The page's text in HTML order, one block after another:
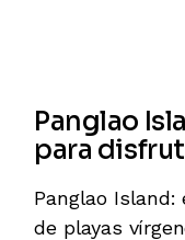
Panglao
para
Panglao
de playas